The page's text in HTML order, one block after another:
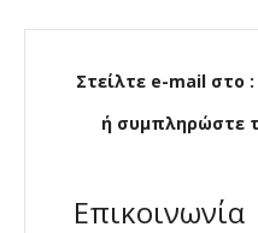
Στείλτε e-mail στο
ή συμπληρώστε
Επικοινωνία